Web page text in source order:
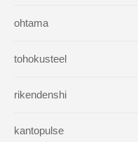
ohtama
tohokusteel
rikendenshi
kantopulse